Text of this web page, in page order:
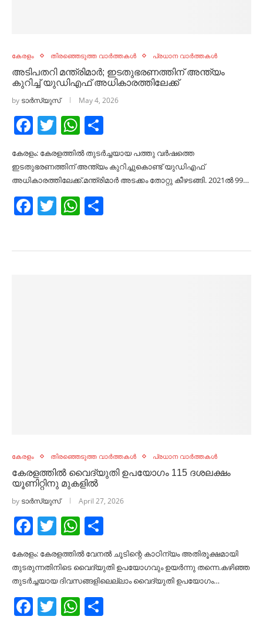
കേരളം തിരഞ്ഞെടുത്ത വാർത്തകൾ പ്രധാന വാർത്തകൾ
അടിപതറി മന്ത്രിമാര്‍; ഇടതുഭരണത്തിന് അന്ത്യം
കുറിച്ച്‌ യുഡിഎഫ് അധികാരത്തിലേക്ക്
by ടാർസ്യുസ് May 4, 2026
Facebook
TwitterWhatsApp
കേരളം: കേരളത്തില്‍ തുടര്‍ച്ചയായ പത്തു വര്‍ഷത്തെ
ഇടതുഭരണത്തിന് അന്ത്യം കുറിച്ചുകൊണ്ട് യുഡിഎഫ്
അധികാരത്തിലേക്ക്.മന്ത്രിമാര്‍ അടക്കം തോറ്റു കീഴടങ്ങി. 2021ല്‍ 99…
Facebook
TwitterWhatsApp
കേരളം തിരഞ്ഞെടുത്ത വാർത്തകൾ പ്രധാന വാർത്തകൾ
കേരളത്തിൽ വൈദ്യുതി ഉപയോഗം 115 ദശലക്ഷം
യൂണിറ്റിനു മുകളില്‍
by ടാർസ്യുസ് April 27, 2026
Facebook
TwitterWhatsApp
കേരളം: കേരളത്തിൽ വേനല്‍ ചൂടിന്റെ കാഠിന്യം അതിരൂക്ഷമായി
തുടരുന്നതിനിടെ വൈദ്യുതി ഉപയോഗവും ഉയർന്നു തന്നെ.കഴിഞ്ഞ
തുടർച്ചയായ ദിവസങ്ങളിലെല്ലാം വൈദ്യുതി ഉപയോഗം…
Facebook
TwitterWhatsApp